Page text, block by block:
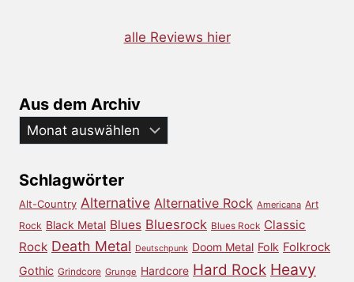
alle Reviews hier
Aus dem Archiv
Aus
dem
Schlagwörter
Alt-Country Alternative Alternative Rock Americana Art
Rock Black Metal Blues Bluesrock Blues Rock Classic
Rock Death Metal Deutschpunk Doom Metal Folk Folkrock
Gothic Grindcore Grunge Hardcore Hard Rock Heavy